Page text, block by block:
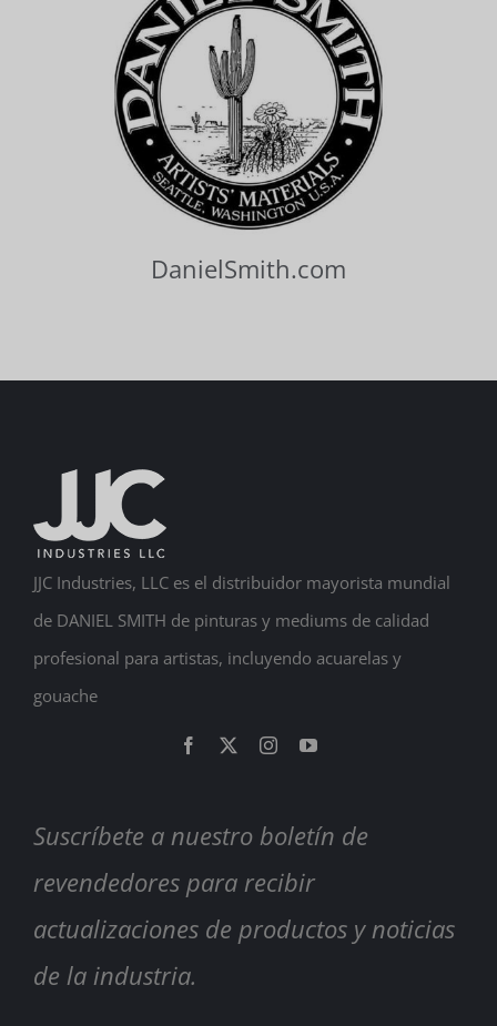
DanielSmith.com
JJC Industries, LLC es el distribuidor mayorista mundial
de DANIEL SMITH de pinturas y mediums de calidad
profesional para artistas, incluyendo acuarelas y
gouache
Suscríbete a nuestro boletín de
revendedores para recibir
actualizaciones de productos y noticias
de la industria.